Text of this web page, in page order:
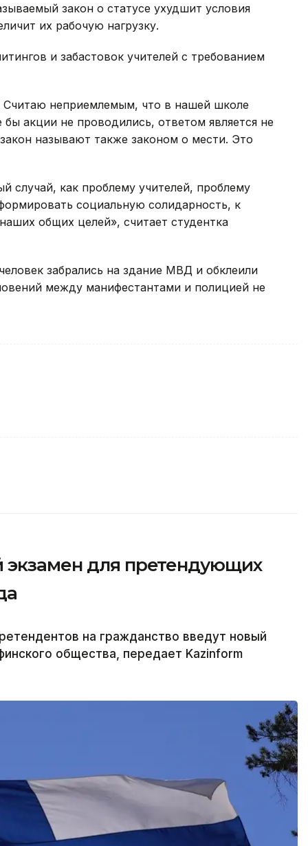
закон о статусе ухудшит условия
их рабочую нагрузку.
и забастовок учителей с требованием
Считаю неприемлемым, что в нашей школе
акции не проводились, ответом является не
называют также законом о мести. Это
случай, как проблему учителей, проблему
социальную солидарность, к
общих целей», считает студентка
забрались на здание МВД и обклеили
между манифестантами и полицией не
для претендующих
на гражданство введут новый
общества, передает Kazinform